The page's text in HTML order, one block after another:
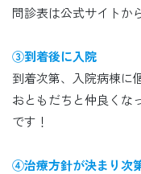
問診表は公式サイトか
③到着後に入院
到着次第、入院病棟に
おともだちと仲良くな
です！
④治療方針が決まり次